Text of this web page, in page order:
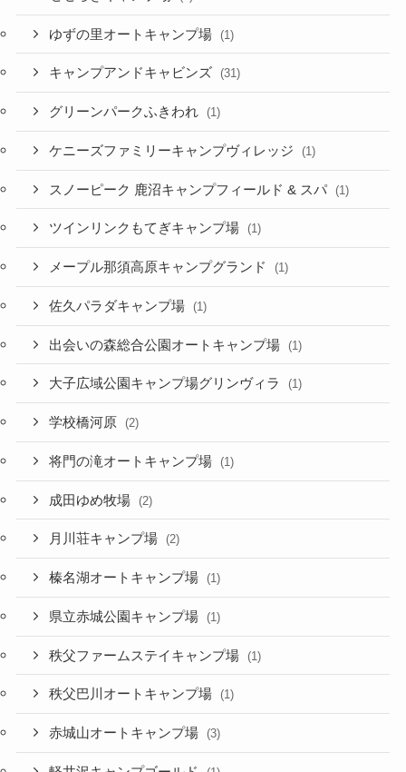
ゆずの里オートキャンプ場 (1)
キャンプアンドキャビンズ (31)
グリーンパークふきわれ (1)
ケニーズファミリーキャンプヴィレッジ (1)
スノーピーク 鹿沼キャンプフィールド & スパ (1)
ツインリンクもてぎキャンプ場 (1)
メープル那須高原キャンプグランド (1)
佐久パラダキャンプ場 (1)
出会いの森総合公園オートキャンプ場 (1)
大子広域公園キャンプ場グリンヴィラ (1)
学校橋河原 (2)
将門の滝オートキャンプ場 (1)
成田ゆめ牧場 (2)
月川荘キャンプ場 (2)
榛名湖オートキャンプ場 (1)
県立赤城公園キャンプ場 (1)
秩父ファームステイキャンプ場 (1)
秩父巴川オートキャンプ場 (1)
赤城山オートキャンプ場 (3)